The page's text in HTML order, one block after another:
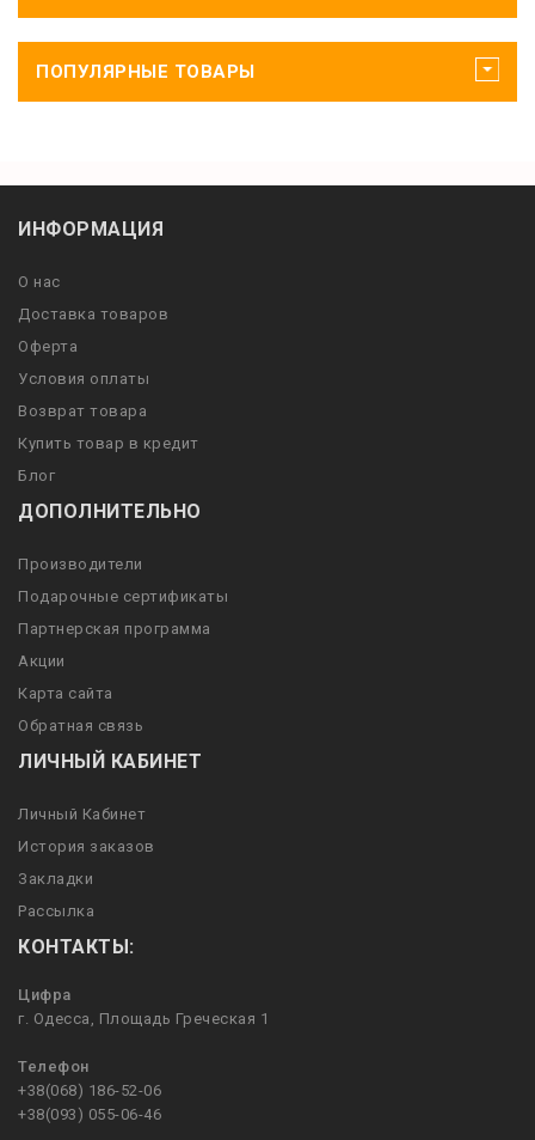
ПОПУЛЯРНЫЕ ТОВАРЫ
ИНФОРМАЦИЯ
О нас
Доставка товаров
Оферта
Условия оплаты
Возврат товара
Купить товар в кредит
Блог
ДОПОЛНИТЕЛЬНО
Производители
Подарочные сертификаты
Партнерская программа
Акции
Карта сайта
Обратная связь
ЛИЧНЫЙ КАБИНЕТ
Личный Кабинет
История заказов
Закладки
Рассылка
КОНТАКТЫ:
Цифра
г. Одесса, Площадь Греческая 1
Телефон
+38(068) 186-52-06
+38(093) 055-06-46